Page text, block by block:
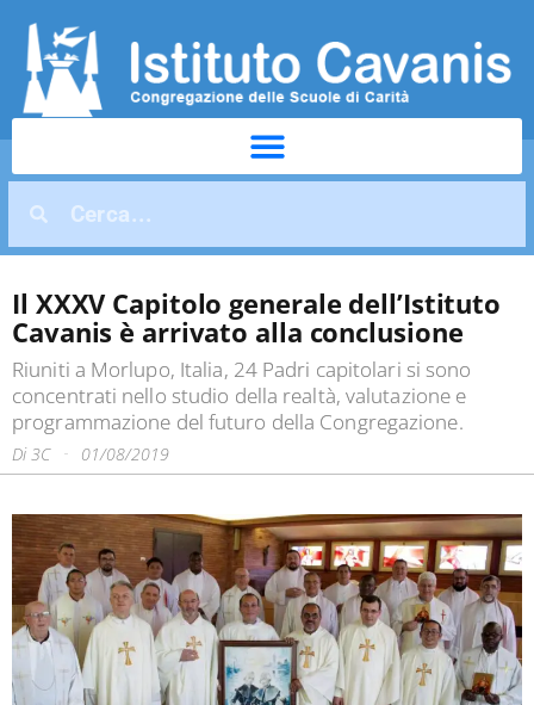
Il XXXV Capitolo generale dell’Istituto
Cavanis è arrivato alla conclusione
Riuniti a Morlupo, Italia, 24 Padri capitolari si sono
concentrati nello studio della realtà, valutazione e
programmazione del futuro della Congregazione.
Di 3C 01/08/2019